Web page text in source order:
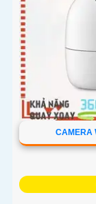
CAMERA